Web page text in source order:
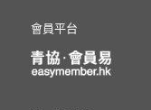
會員平台